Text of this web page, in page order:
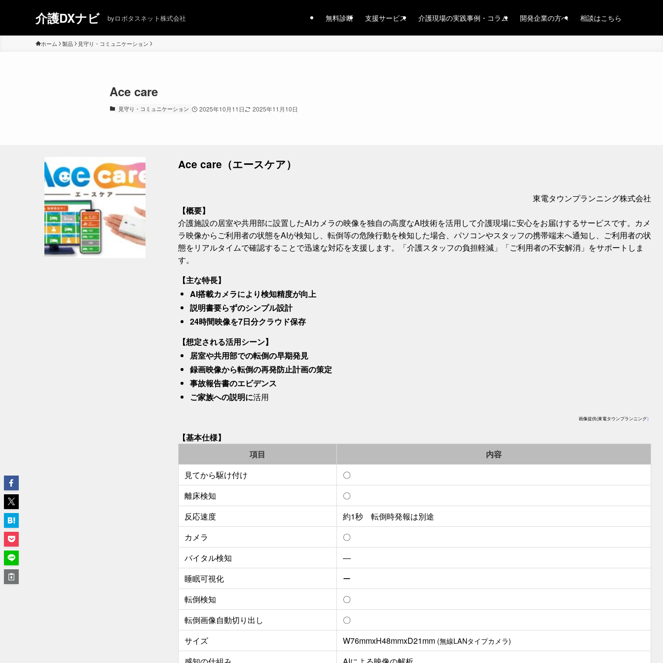
介護DXナビ byロボタスネット株式会社 無料診断 支援サービス 介護現場の実践事例・コラム 開発企業の方へ 相談はこちら
ホーム 製品 見守り・コミュニケーション
Ace care
見守り・コミュニケーション 2025年10月11日 2025年11月10日
Ace care（エースケア）
東電タウンプランニング株式会社
【概要】
介護施設の居室や共用部に設置したAIカメラの映像を独自の高度なAI技術を活用して介護現場に安心をお届けするサービスです。カメ
ラ映像からご利用者の状態をAIが検知し、転倒等の危険行動を検知した場合、パソコンやスタッフの携帯端末へ通知し、ご利用者の状
態をリアルタイムで確認することで迅速な対応を支援します。「介護スタッフの負担軽減」「ご利用者の不安解消」をサポートしま
す。
【主な特長】
AI搭載カメラにより検知精度が向上
説明書要らずのシンプル設計
24時間映像を7日分クラウド保存
【想定される活用シーン】
居室や共用部での転倒の早期発見
録画映像から転倒の再発防止計画の策定
事故報告書のエビデンス
ご家族への説明に活用
画像提供(東電タウンプランニング）
【基本仕様】
項目
内容
見てから駆け付け
〇
離床検知
〇
反応速度
約1秒 転倒時発報は別途
カメラ
〇
バイタル検知
―
睡眠可視化
ー
転倒検知
〇
転倒画像自動切り出し
〇
サイズ
W76mmxH48mmxD21mm(無線LANタイプカメラ)